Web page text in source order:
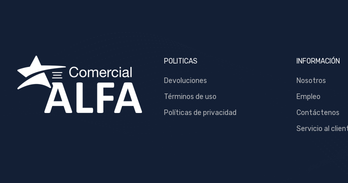
POLITICAS
Devoluciones
Términos de uso
Políticas de privacidad
INFORMACIÓN
Nosotros
Empleo
Contáctenos
Servicio al